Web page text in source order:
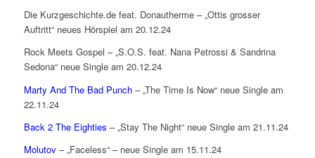
Die Kurzgeschichte.de feat. Donautherme – „Ottis grosser
Auftritt“ neues Hörspiel am 20.12.24
Rock Meets Gospel – „S.O.S. feat. Nana Petrossi & Sandrina
Sedona“ neue Single am 20.12.24
Marty And The Bad Punch– „The Time Is Now“ neue Single am
22.11.24
Back 2 The Eighties – „Stay The Night“ neue Single am 21.11.24
Molutov – „Faceless“ – neue Single am 15.11.24